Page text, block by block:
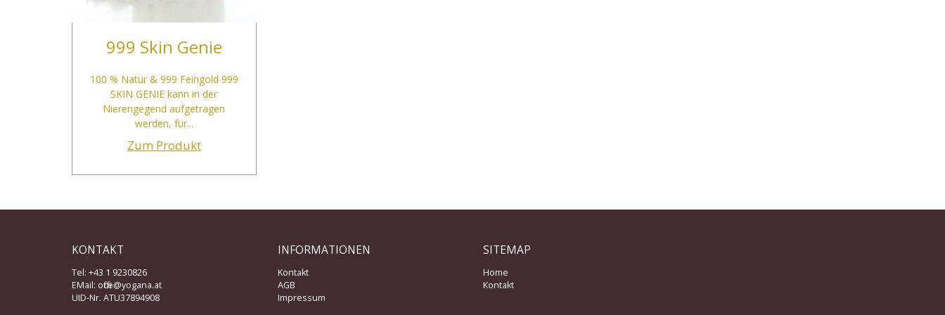
999 Skin Genie
100 % Natur & 999 Feingold 999
SKIN GENIE kann in der
Nierengegend aufgetragen
werden, für...
Zum Produkt
KONTAKT
Tel: +43 1 9230826
EMail: office@yogana.at
UID-Nr. ATU37894908
INFORMATIONEN
Kontakt
AGB
Impressum
SITEMAP
Home
Kontakt